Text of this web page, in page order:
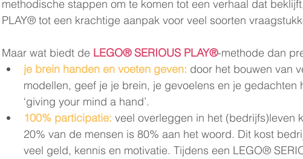
methodische stappen om te komen tot een verhaal dat
PLAY® tot een krachtige aanpak voor veel soorten
Maar wat biedt de LEGO® SERIOUS PLAY®-methode dan
je brein handen en voeten geven: door het bouwen van
modellen, geef je je brein, je gevoelens en je gedachten
‘giving your mind a hand’.
100% participatie: veel overleggen in het (bedrijfs)leven
20% van de mensen is 80% aan het woord. Dit kost
veel geld, kennis en motivatie. Tijdens een LEGO®